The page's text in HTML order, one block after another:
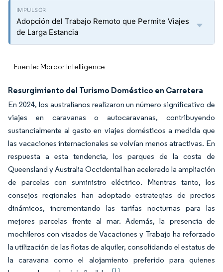
Adopción del Trabajo Remoto que Permite Viajes
de Larga Estancia
Fuente: Mordor Intelligence
Resurgimiento del Turismo Doméstico en Carretera
En 2024, los australianos realizaron un número significativo de
viajes en caravanas o autocaravanas, contribuyendo
sustancialmente al gasto en viajes domésticos a medida que
las vacaciones internacionales se volvían menos atractivas. En
respuesta a esta tendencia, los parques de la costa de
Queensland y Australia Occidental han acelerado la ampliación
de parcelas con suministro eléctrico. Mientras tanto, los
consejos regionales han adoptado estrategias de precios
dinámicos, incrementando las tarifas nocturnas para las
mejores parcelas frente al mar. Además, la presencia de
mochileros con visados de Vacaciones y Trabajo ha reforzado
la utilización de las flotas de alquiler, consolidando el estatus de
la caravana como el alojamiento preferido para quienes